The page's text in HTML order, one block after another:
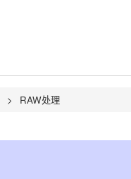
RAW处理